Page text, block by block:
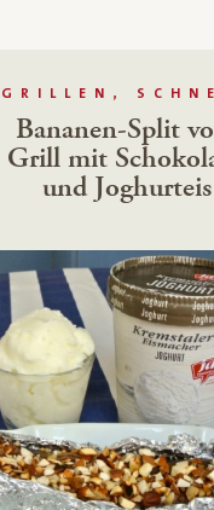
GRILLEN,
Bananen-Split
Grill mit
und Joghurteis